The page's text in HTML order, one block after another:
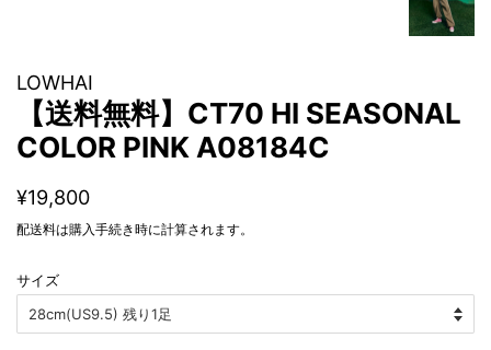
LOWHAI
【送料無料】CT70 HI SEASONAL
COLOR PINK A08184C
通
価
¥19,800
価
配送料は購入手続き時に計算されます。
サイズ